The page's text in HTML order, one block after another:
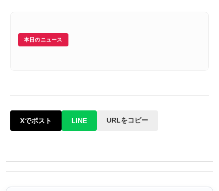
本日のニュース
Xでポスト LINE URLをコピー